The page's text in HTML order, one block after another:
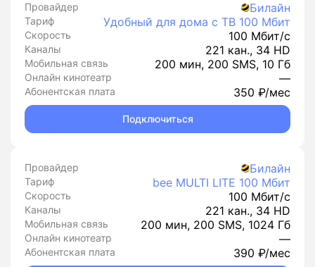
Провайдер Билайн
Тариф Удобный для дома с ТВ 100 Мбит
Скорость 100 Мбит/с
Каналы 221 кан., 34 HD
Мобильная связь 200 мин, 200 SMS, 10 Гб
Онлайн кинотеатр —
Абонентская плата 350 ₽/мес
Подключиться
Провайдер Билайн
Тариф bee MULTI LITE 100 Мбит
Скорость 100 Мбит/с
Каналы 221 кан., 34 HD
Мобильная связь 200 мин, 200 SMS, 1024 Гб
Онлайн кинотеатр —
Абонентская плата 390 ₽/мес